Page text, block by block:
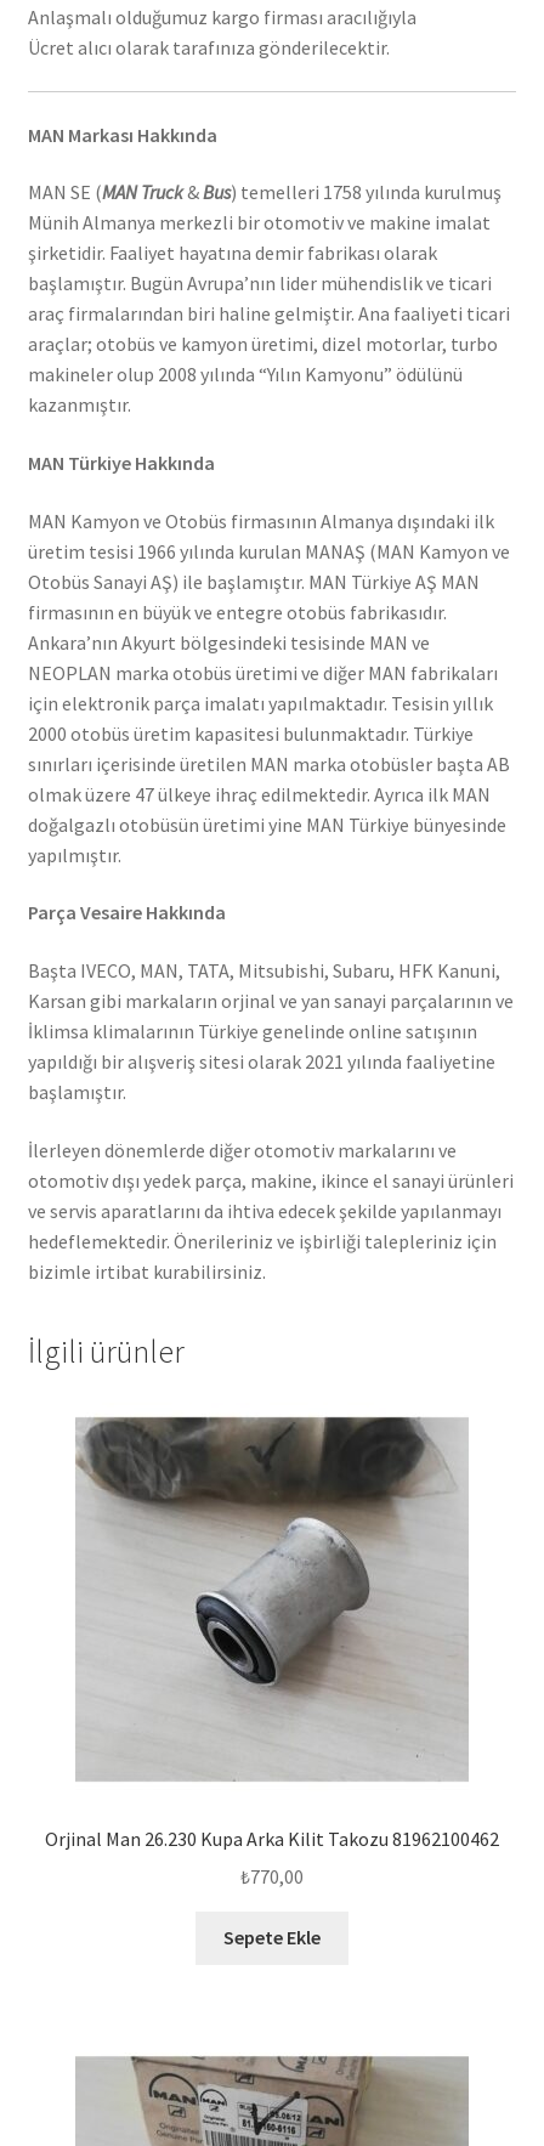
Anlaşmalı olduğumuz kargo firması aracılığıyla
Ücret alıcı olarak tarafınıza gönderilecektir.
MAN Markası Hakkında
MAN SE (MAN Truck&Bus) temelleri 1758 yılında kurulmuş
Münih Almanya merkezli bir otomotiv ve makine imalat
şirketidir. Faaliyet hayatına demir fabrikası olarak
başlamıştır. Bugün Avrupa’nın lider mühendislik ve ticari
araç firmalarından biri haline gelmiştir. Ana faaliyeti ticari
araçlar; otobüs ve kamyon üretimi, dizel motorlar, turbo
makineler olup 2008 yılında “Yılın Kamyonu” ödülünü
kazanmıştır.
MAN Türkiye Hakkında
MAN Kamyon ve Otobüs firmasının Almanya dışındaki ilk
üretim tesisi 1966 yılında kurulan MANAŞ (MAN Kamyon ve
Otobüs Sanayi AŞ) ile başlamıştır. MAN Türkiye AŞ MAN
firmasının en büyük ve entegre otobüs fabrikasıdır.
Ankara’nın Akyurt bölgesindeki tesisinde MAN ve
NEOPLAN marka otobüs üretimi ve diğer MAN fabrikaları
için elektronik parça imalatı yapılmaktadır. Tesisin yıllık
2000 otobüs üretim kapasitesi bulunmaktadır. Türkiye
sınırları içerisinde üretilen MAN marka otobüsler başta AB
olmak üzere 47 ülkeye ihraç edilmektedir. Ayrıca ilk MAN
doğalgazlı otobüsün üretimi yine MAN Türkiye bünyesinde
yapılmıştır.
Parça Vesaire Hakkında
Başta IVECO, MAN, TATA, Mitsubishi, Subaru, HFK Kanuni,
Karsan gibi markaların orjinal ve yan sanayi parçalarının ve
İklimsa klimalarının Türkiye genelinde online satışının
yapıldığı bir alışveriş sitesi olarak 2021 yılında faaliyetine
başlamıştır.
İlerleyen dönemlerde diğer otomotiv markalarını ve
otomotiv dışı yedek parça, makine, ikince el sanayi ürünleri
ve servis aparatlarını da ihtiva edecek şekilde yapılanmayı
hedeflemektedir. Önerileriniz ve işbirliği talepleriniz için
bizimle irtibat kurabilirsiniz.
İlgili ürünler
Orjinal Man 26.230 Kupa Arka Kilit Takozu 81962100462
₺770,00
Sepete Ekle